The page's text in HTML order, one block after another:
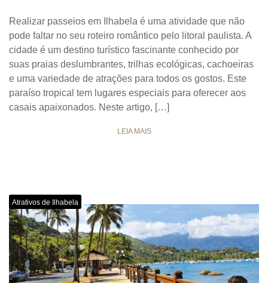
Realizar passeios em Ilhabela é uma atividade que não
pode faltar no seu roteiro romântico pelo litoral paulista. A
cidade é um destino turístico fascinante conhecido por
suas praias deslumbrantes, trilhas ecológicas, cachoeiras
e uma variedade de atrações para todos os gostos. Este
paraíso tropical tem lugares especiais para oferecer aos
casais apaixonados. Neste artigo, […]
LEIA MAIS
Atrativos de Ilhabela